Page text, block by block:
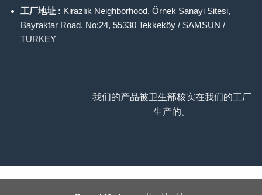
工厂地址 : Kirazlık Neighborhood, Örnek Sanayi Sitesi,
Bayraktar Road. No:24, 55330 Tekkeköy / SAMSUN /
TURKEY
我们的产品被卫生部核实在我们的工厂
生产的。